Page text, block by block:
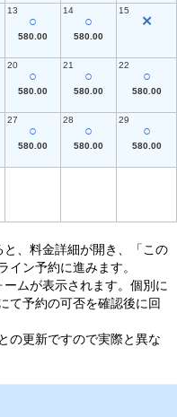
13
○
580.00
14
○
580.00
15
✕
20
○
580.00
21
○
580.00
22
○
580.00
27
○
580.00
28
○
580.00
29
○
580.00
、料金詳細が開き、「この
イン予約に進みます。
ムが表示されます。個別に
て予約の可否を確認後に回
の更新ですので実際と異な